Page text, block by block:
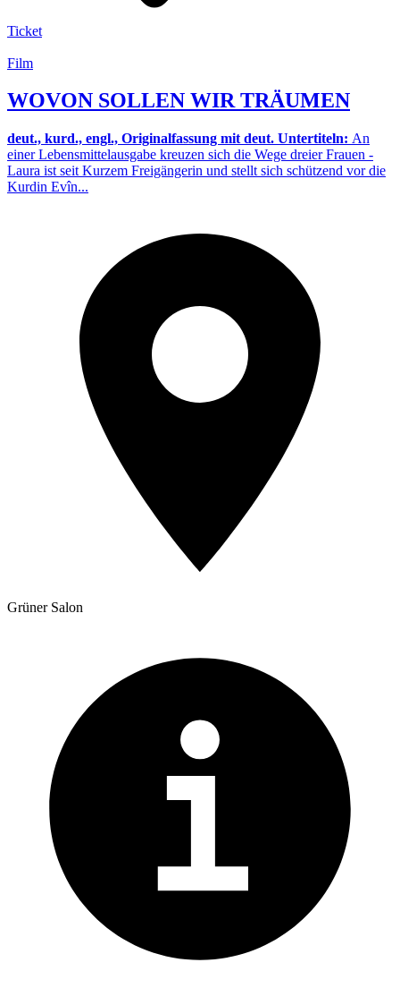
Ticket
Film
WOVON SOLLEN WIR TRÄUMEN
deut., kurd., engl., Originalfassung mit deut. Untertiteln: An
einer Lebensmittelausgabe kreuzen sich die Wege dreier Frauen -
Laura ist seit Kurzem Freigängerin und stellt sich schützend vor die
Kurdin Evîn...
Grüner Salon